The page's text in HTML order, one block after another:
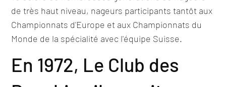
de très haut niveau, nageurs participants tantôt aux
Championnats d'Europe et aux Championnats du
Monde de la spécialité avec l'équipe Suisse.
En 1972, Le Club des